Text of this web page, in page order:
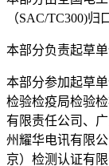
（SAC/TC300)归
本部分负责起草
本部分参加起草
检验检疫局检验
有限责任公司、
州耀华电讯有限
京）检测认证有